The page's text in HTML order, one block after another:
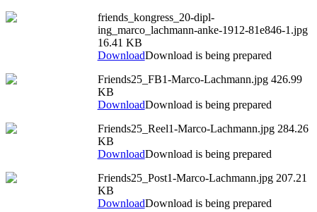
friends_kongress_20-dipl-
ing_marco_lachmann-anke-1912-81e846-1.jpg
16.41 KB
DownloadDownload is being prepared
Friends25_FB1-Marco-Lachmann.jpg 426.99
KB
DownloadDownload is being prepared
Friends25_Reel1-Marco-Lachmann.jpg 284.26
KB
DownloadDownload is being prepared
Friends25_Post1-Marco-Lachmann.jpg 207.21
KB
DownloadDownload is being prepared